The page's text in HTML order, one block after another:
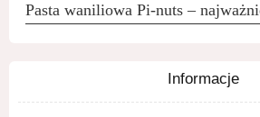
Pasta waniliowa Pi-nuts –
Informacje